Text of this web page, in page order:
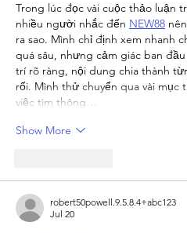
Trong lúc đọc vài cuộc thảo luận
nhiều người nhắc đến NEW88
ra sao. Mình chỉ định xem nhanh
quá sâu, nhưng cảm giác ban
trí rõ ràng, nội dung chia thành
rối. Mình thử chuyển qua vài
việc tìm thông…
Show More
robert50powell.9.5.8.4+abc123
Jul 20